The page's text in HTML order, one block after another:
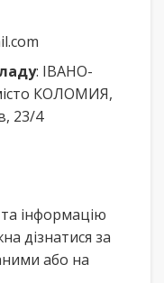
: ІВАНО-
КОЛОМИЯ,
23/4
інформацію
дізнатися за
або на